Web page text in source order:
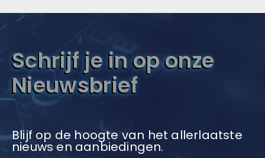
Schrijf je in op onze
Nieuwsbrief
Blijf op de hoogte van het allerlaatste
nieuws en aanbiedingen.